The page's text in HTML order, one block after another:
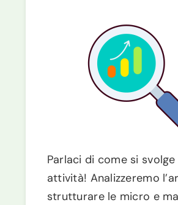
Parlaci di come si
attività! Analizzeremo
strutturare le micro e